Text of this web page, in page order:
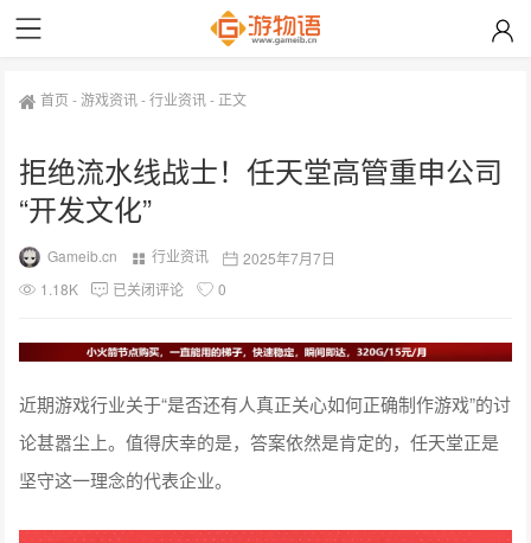
首页 -游戏资讯-行业资讯- 正文
拒绝流水线战士！任天堂高管重申公司
“开发文化”
Gameib.cn 行业资讯
2025年7月7日
1.18K
已关闭评论 0
近期游戏行业关于“是否还有人真正关心如何正确制作游戏”的讨
论甚嚣尘上。值得庆幸的是，答案依然是肯定的，任天堂正是
坚守这一理念的代表企业。